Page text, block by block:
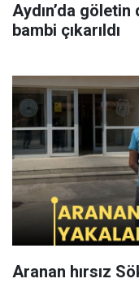
Aydın’da
bambi çıkarıldı
Aranan hırsız